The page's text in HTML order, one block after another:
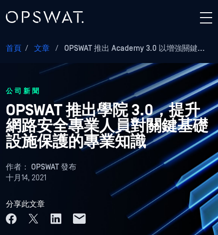
首頁 / 文章 / OPSWAT 推出 Academy 3.0 以增強關鍵...
公司新聞
OPSWAT 推出學院 3.0，提升
網路安全專業人員對關鍵基礎
設施保護的專業知識
作者： OPSWAT 發布
十月14, 2021
分享此文章